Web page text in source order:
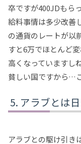
卒ですが400JDもら
給料事情は多少改善
の通貨のレートが以
すと6万でほとんど
高くなっていますし
貧しい国ですから…
アラブとは
アラブとの駆け引き